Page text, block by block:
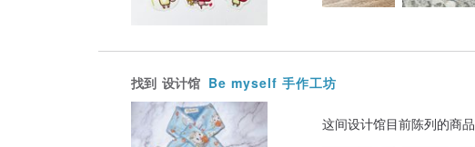
找到 设计馆 Be myself 手作工坊
这间设计馆目前陈列的商品